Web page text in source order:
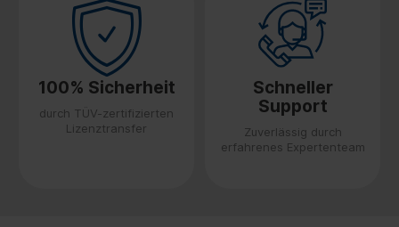
100% Sicherheit
durch TÜV-zertifizierten
Lizenztransfer
Schneller
Support
Zuverlässig durch
erfahrenes Expertenteam